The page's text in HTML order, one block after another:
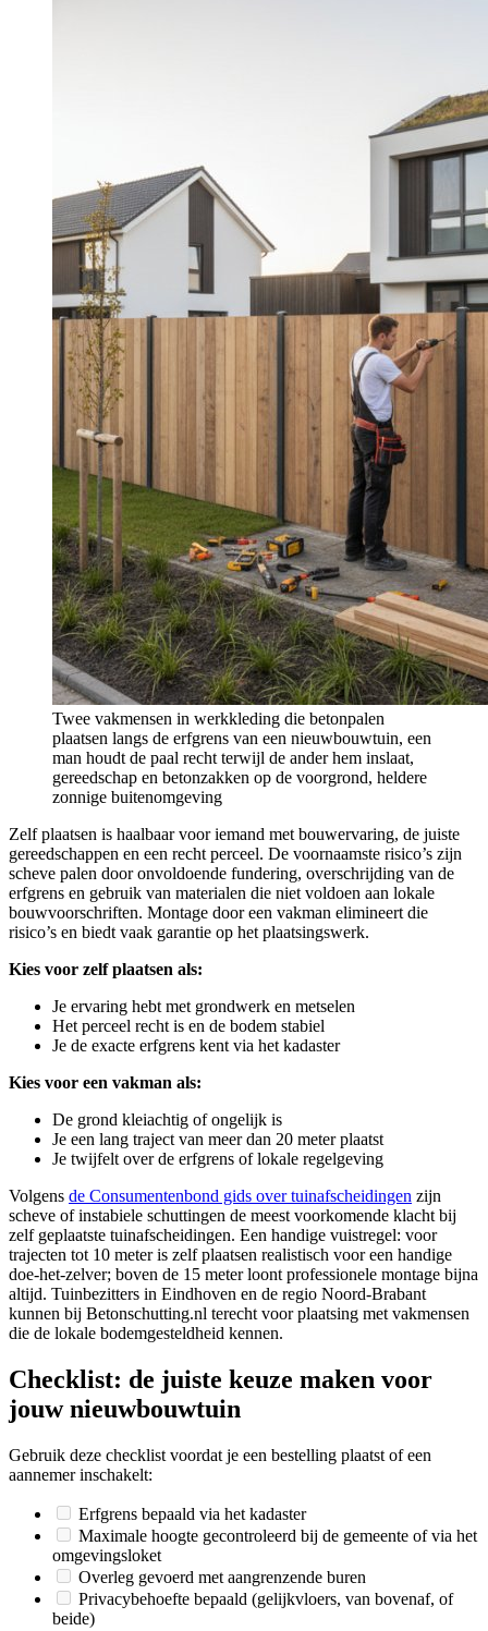
Twee vakmensen in werkkleding die betonpalen
plaatsen langs de erfgrens van een nieuwbouwtuin, een
man houdt de paal recht terwijl de ander hem inslaat,
gereedschap en betonzakken op de voorgrond, heldere
zonnige buitenomgeving
Zelf plaatsen is haalbaar voor iemand met bouwervaring, de juiste
gereedschappen en een recht perceel. De voornaamste risico’s zijn
scheve palen door onvoldoende fundering, overschrijding van de
erfgrens en gebruik van materialen die niet voldoen aan lokale
bouwvoorschriften. Montage door een vakman elimineert die
risico’s en biedt vaak garantie op het plaatsingswerk.
Kies voor zelf plaatsen als:
Je ervaring hebt met grondwerk en metselen
Het perceel recht is en de bodem stabiel
Je de exacte erfgrens kent via het kadaster
Kies voor een vakman als:
De grond kleiachtig of ongelijk is
Je een lang traject van meer dan 20 meter plaatst
Je twijfelt over de erfgrens of lokale regelgeving
Volgens de Consumentenbond gids over tuinafscheidingen zijn
scheve of instabiele schuttingen de meest voorkomende klacht bij
zelf geplaatste tuinafscheidingen. Een handige vuistregel: voor
trajecten tot 10 meter is zelf plaatsen realistisch voor een handige
doe-het-zelver; boven de 15 meter loont professionele montage bijna
altijd. Tuinbezitters in Eindhoven en de regio Noord-Brabant
kunnen bij Betonschutting.nl terecht voor plaatsing met vakmensen
die de lokale bodemgesteldheid kennen.
Checklist: de juiste keuze maken voor
jouw nieuwbouwtuin
Gebruik deze checklist voordat je een bestelling plaatst of een
aannemer inschakelt:
Erfgrens bepaald via het kadaster
Maximale hoogte gecontroleerd bij de gemeente of via het
omgevingsloket
Overleg gevoerd met aangrenzende buren
Privacybehoefte bepaald (gelijkvloers, van bovenaf, of
beide)